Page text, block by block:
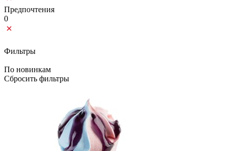
Предпочтения
0
Фильтры
По новинкам
Сбросить фильтры